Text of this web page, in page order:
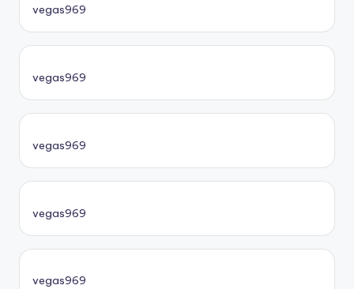
vegas969
vegas969
vegas969
vegas969
vegas969